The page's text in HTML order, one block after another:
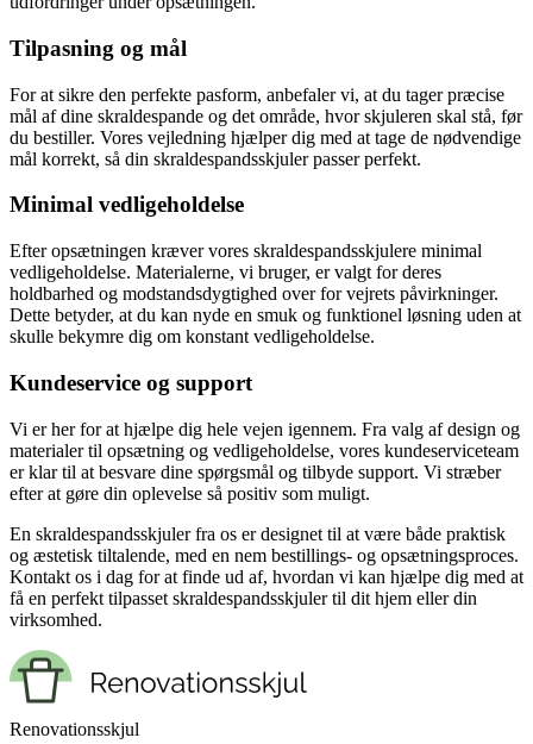
Tilpasning og mål
For at sikre den perfekte pasform, anbefaler vi, at du tager præcise
mål af dine skraldespande og det område, hvor skjuleren skal stå, før
du bestiller. Vores vejledning hjælper dig med at tage de nødvendige
mål korrekt, så din skraldespandsskjuler passer perfekt.
Minimal vedligeholdelse
Efter opsætningen kræver vores skraldespandsskjulere minimal
vedligeholdelse. Materialerne, vi bruger, er valgt for deres
holdbarhed og modstandsdygtighed over for vejrets påvirkninger.
Dette betyder, at du kan nyde en smuk og funktionel løsning uden at
skulle bekymre dig om konstant vedligeholdelse.
Kundeservice og support
Vi er her for at hjælpe dig hele vejen igennem. Fra valg af design og
materialer til opsætning og vedligeholdelse, vores kundeserviceteam
er klar til at besvare dine spørgsmål og tilbyde support. Vi stræber
efter at gøre din oplevelse så positiv som muligt.
En skraldespandsskjuler fra os er designet til at være både praktisk
og æstetisk tiltalende, med en nem bestillings- og opsætningsproces.
Kontakt os i dag for at finde ud af, hvordan vi kan hjælpe dig med at
få en perfekt tilpasset skraldespandsskjuler til dit hjem eller din
virksomhed.
Renovationsskjul